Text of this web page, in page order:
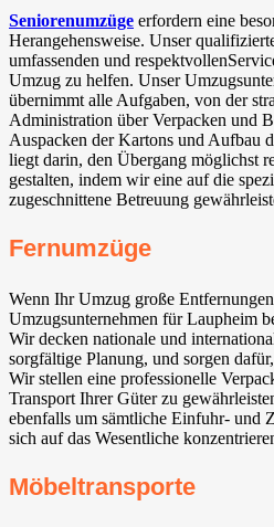
Seniorenumzüge erfordern eine
Herangehensweise. Unser
umfassenden und
Umzug zu helfen. Unser
übernimmt alle Aufgaben, von der
Administration über Verpacken und
Auspacken der Kartons und Aufbau
liegt darin, den Übergang möglichst
gestalten, indem wir eine auf die
zugeschnittene Betreuung
Fernumzüge
Wenn Ihr Umzug große
Umzugsunternehmen für Laupheim
Wir decken nationale und
sorgfältige Planung, und sorgen
Wir stellen eine professionelle
Transport Ihrer Güter zu
ebenfalls um sämtliche Einfuhr- und
sich auf das Wesentliche
Möbeltransporte